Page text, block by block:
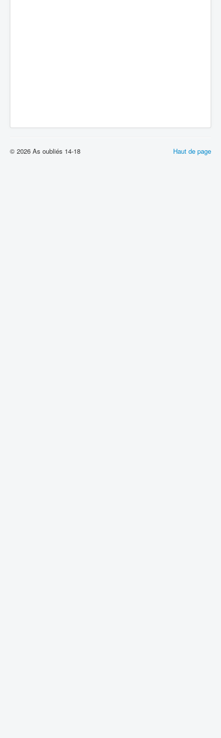
Haut de page
© 2026 As oubliés 14-18